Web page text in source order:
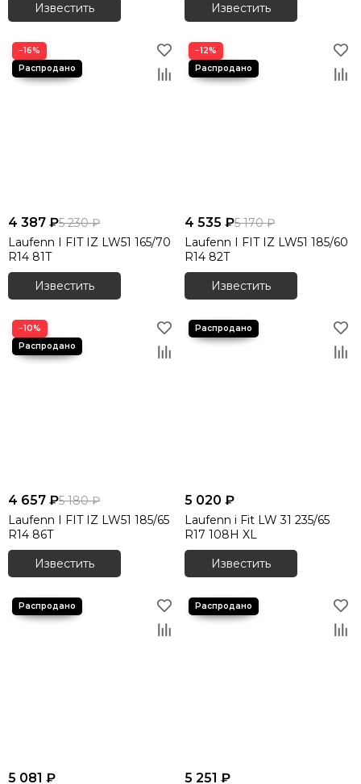
Известить
Известить
−16%
4 387 ₽5 230 ₽
Laufenn I FIT IZ LW51 165/70
R14 81T
Известить
−12%
4 535 ₽5 170 ₽
Laufenn I FIT IZ LW51 185/60
R14 82T
Известить
−10%
4 657 ₽5 180 ₽
Laufenn I FIT IZ LW51 185/65
R14 86T
Известить
5 020 ₽
Laufenn i Fit LW 31 235/65
R17 108H XL
Известить
5 081 ₽ 5 251 ₽